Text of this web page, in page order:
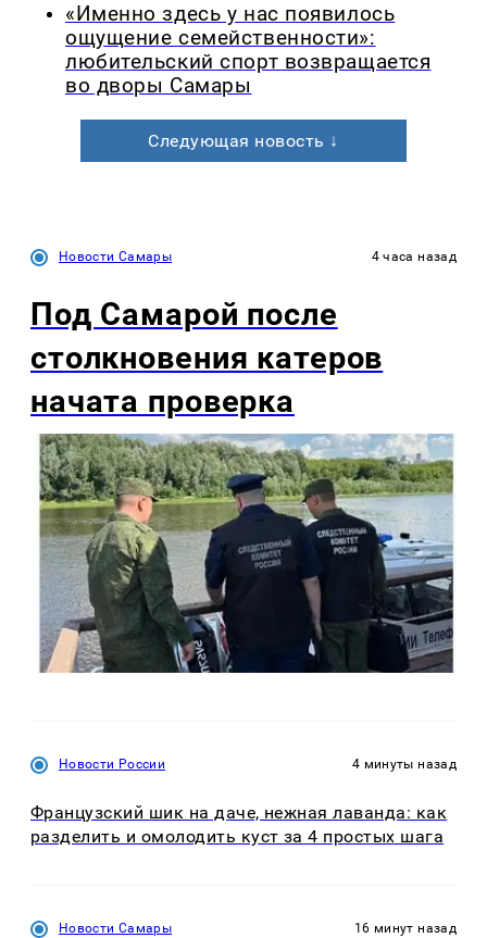
«Именно здесь у нас появилось
ощущение семейственности»:
любительский спорт возвращается
во дворы Самары
Следующая новость ↓
Новости Самары 4 часа назад
Под Самарой после
столкновения катеров
начата проверка
Новости России 4 минуты назад
Французский шик на даче, нежная лаванда: как
разделить и омолодить куст за 4 простых шага
Новости Самары 16 минут назад